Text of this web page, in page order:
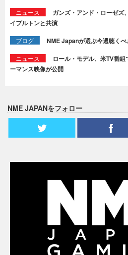
ニュース
ガンズ・アンド・ローゼズ
イプルトンと共演
ブログ NME Japanが選ぶ今週聴く
ニュース
ロール・モデル、米TV番
ーマンス映像が公開
NME JAPANをフォロー